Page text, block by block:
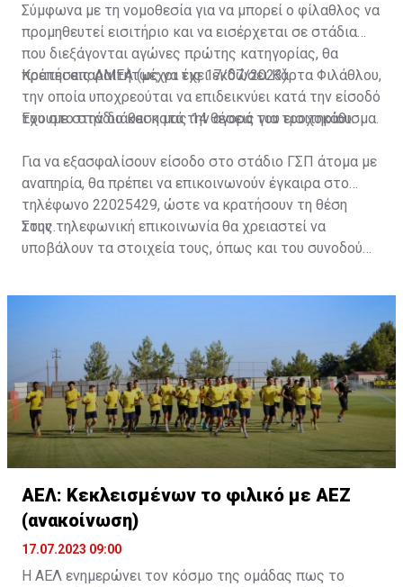
Σύμφωνα με τη νομοθεσία για να μπορεί ο φίλαθλος να
προμηθευτεί εισιτήριο και να εισέρχεται σε στάδια
που διεξάγονται αγώνες πρώτης κατηγορίας, θα
πρέπει απαραιτήτως να έχει εκδώσει Κάρτα Φιλάθλου,
την οποία υποχρεούται να επιδεικνύει κατά την είσοδό
του στο στάδιο και κατά την αγορά του εισιτηρίου.
Κρατήσεις ΑΜΕΑ (μέχρι τις 17/07/2023)
Έχουμε στην διάθεση μας 14 θέσεις για τροχοκάθισμα.
Για να εξασφαλίσουν είσοδο στο στάδιο ΓΣΠ άτομα με
αναπηρία, θα πρέπει να επικοινωνούν έγκαιρα στο
τηλέφωνο 22025429, ώστε να κρατήσουν τη θέση
τους.
Στην τηλεφωνική επικοινωνία θα χρειαστεί να
υποβάλουν τα στοιχεία τους, όπως και του συνοδού
ΑΕΛ: Κεκλεισμένων το φιλικό με ΑΕΖ
(ανακοίνωση)
17.07.2023 09:00
Η ΑΕΛ ενημερώνει τον κόσμο της ομάδας πως το